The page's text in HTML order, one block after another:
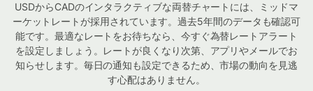
USDからCADのインタラクティブな両替チャートには、ミッドマ
ーケットレートが採用されています。過去5年間のデータも確認可
能です。最適なレートをお待ちなら、今すぐ為替レートアラート
を設定しましょう。レートが良くなり次第、アプリやメールでお
知らせします。毎日の通知も設定できるため、市場の動向を見逃
す心配はありません。